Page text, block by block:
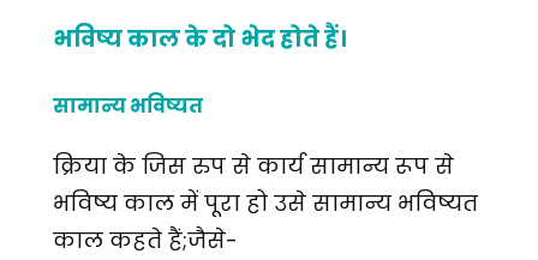
भविष्य काल के दो भेद होते हैं।
सामान्य भविष्यत
क्रिया के जिस रुप से कार्य सामान्य रूप से
भविष्य काल में पूरा हो उसे सामान्य भविष्यत
काल कहते हैं;जैसे-